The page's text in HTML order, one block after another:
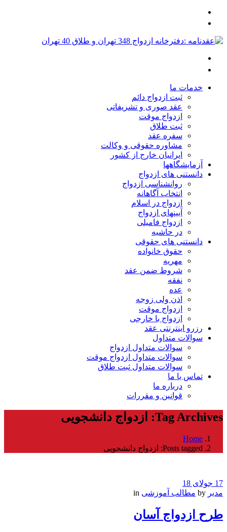
خدمات ما
ثبت ازدواج دائم
عقد صوری و تشریفاتی
ازدواج موقت
ثبت طلاق
سفره عقد
مشاوره حقوقی و وکالت
ایرانیان خارج از کشور
آزمایشگاهها
دانستنی های ازدواج
روانشناسی ازدواج
انتخاب آگاهانه
ازدواج در اسلام
آیینهای ازدواج
ازدواج فامیلی
در حاشیه
دانستنی های حقوقی
حقوق خانواده
مهریه
شروط ضمن عقد
نفقه
عده
اذن ولی زوجه
ازدواج موقت
ازدواج با خارجی
رزرو اینترنتی عقد
سوالات متداول
سوالات متداول ازدواج
سوالات متداول ازدواج موقت
سوالات متداول ثبت طلاق
تماس با ما
درباره ما
قوانین و مقررات
Tag Archives: ازدواج دانشجویی
Home
Posts tagged: ازدواج دانشجویی
17 جولای 18
مدیر
مطالب آموزشی
طرح ازدواج آسان